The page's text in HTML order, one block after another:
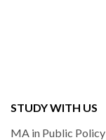
STUDY WITH US
MA in Public Policy